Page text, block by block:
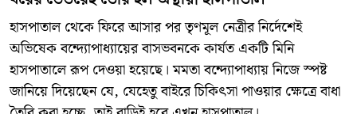
​হাসপাতাল থেকে ফিরে আসার পর তৃণমূল নেত্রীর নির্দেশেই
অভিষেক বন্দ্যোপাধ্যায়ের বাসভবনকে কার্যত একটি মিনি
হাসপাতালে রূপ দেওয়া হয়েছে। মমতা বন্দ্যোপাধ্যায় নিজে স্পষ্ট
জানিয়ে দিয়েছেন যে, যেহেতু বাইরে চিকিৎসা পাওয়ার ক্ষেত্রে বাধা